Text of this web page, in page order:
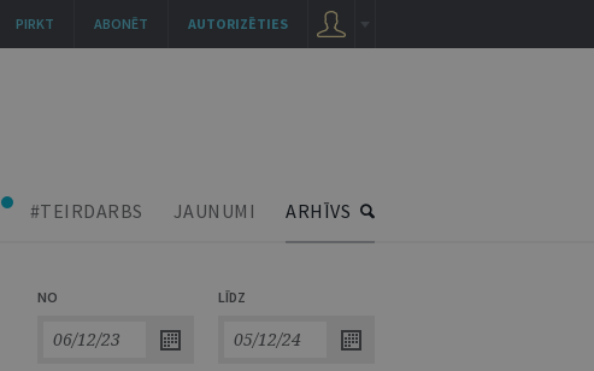
#TEIRDARBS JAUNUMI ARHĪVS
NO LĪDZ
AUTORIZĒTIES
ABONĒT
PIRKT